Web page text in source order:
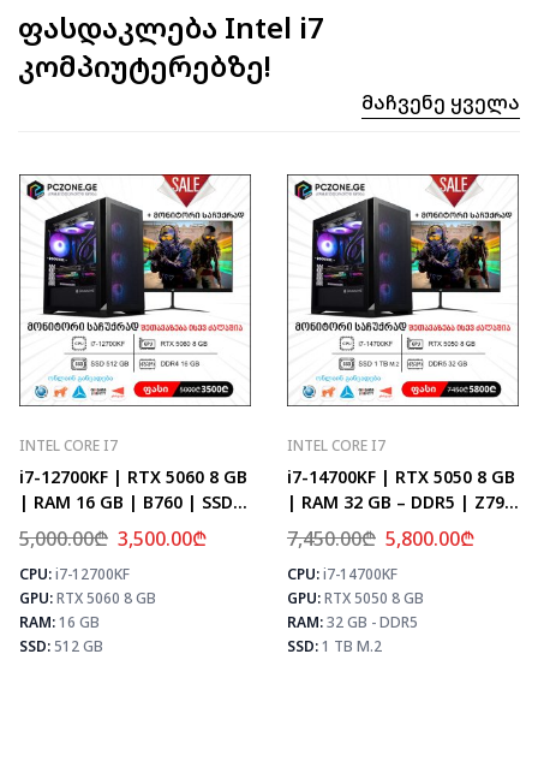
ფასდაკლება Intel i7
კომპიუტერებზე!
Მაჩვენე Ყველა
MAX FPS
CS2
435
PUBG
259
Fortnite
306
INTEL CORE I7
i7-12700KF | RTX 5060 8 GB
| RAM 16 GB | B760 | SSD
512 GB
5,000.00₾ 3,500.00₾
CPU:i7-12700KF
GPU:RTX 5060 8 GB
RAM:16 GB
SSD:512 GB
⚡ MAX FPS
CS2
331
PUBG
193
Fortnite
228
INTEL CORE I7
i7-14700KF | RTX 5050 8 GB
| RAM 32 GB – DDR5 | Z790
| SSD 1 TB M.2
7,450.00₾ 5,800.00₾
CPU:i7-14700KF
GPU:RTX 5050 8 GB
RAM:32 GB - DDR5
SSD:1 TB M.2